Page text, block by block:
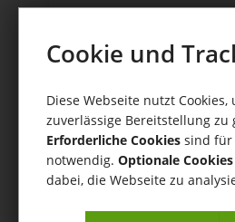
Schnittstellen
Versand
WaWi/CRM
CRM Tools
Cookie und
Diese Webseite nutzt
zuverlässige Bereitstellung zu
Erforderliche Cookies sind für
notwendig. Optionale Cookies
dabei, die Webseite zu